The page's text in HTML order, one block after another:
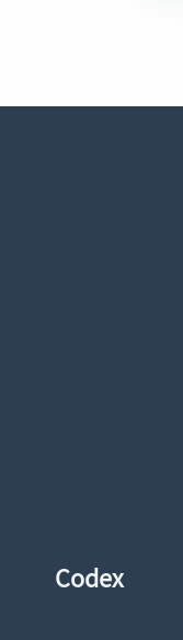
Codex